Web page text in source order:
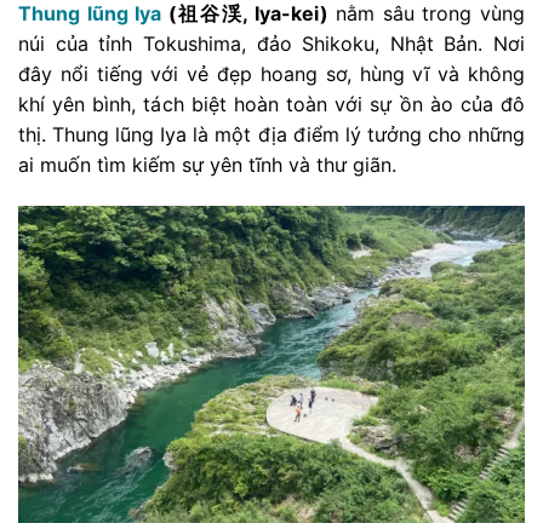
Thung lũng Iya (祖谷渓, Iya-kei) nằm sâu trong vùng
núi của tỉnh Tokushima, đảo Shikoku, Nhật Bản. Nơi
đây nổi tiếng với vẻ đẹp hoang sơ, hùng vĩ và không
khí yên bình, tách biệt hoàn toàn với sự ồn ào của đô
thị. Thung lũng Iya là một địa điểm lý tưởng cho những
ai muốn tìm kiếm sự yên tĩnh và thư giãn.